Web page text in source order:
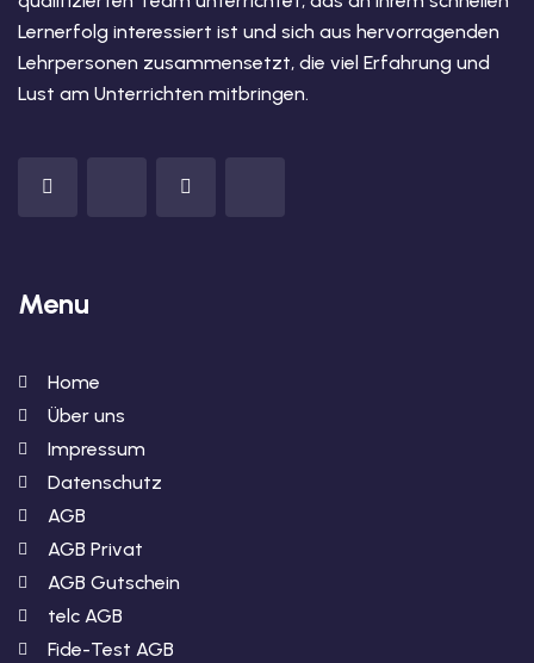
Lernerfolg interessiert ist und sich aus hervorragenden
Lehrpersonen zusammensetzt, die viel Erfahrung und
Lust am Unterrichten mitbringen.
Menu
Home
Über uns
Impressum
Datenschutz
AGB
AGB Privat
AGB Gutschein
telc AGB
Fide-Test AGB